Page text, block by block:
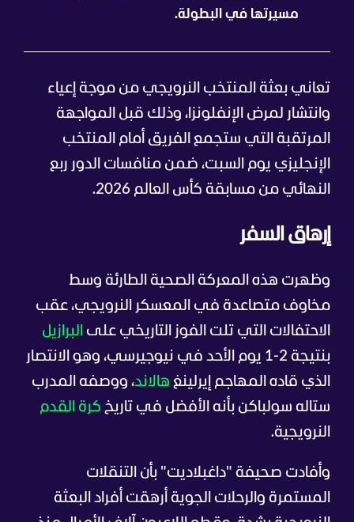
مسيرتها في البطولة.
تعاني بعثة المنتخب النرويجي من موجة إعياء
وانتشار لمرض الإنفلونزا، وذلك قبل المواجهة
المرتقبة التي ستجمع الفريق أمام المنتخب
الإنجليزي يوم السبت، ضمن منافسات الدور ربع
النهائي من مسابقة كأس العالم 2026.
إرهاق السفر
وظهرت هذه المعركة الصحية الطارئة وسط
مخاوف متصاعدة في المعسكر النرويجي، عقب
الاحتفالات التي تلت الفوز التاريخي على البرازيل
بنتيجة 2-1 يوم الأحد في نيوجيرسي، وهو الانتصار
الذي قاده المهاجم إيرلينغ هالاند، ووصفه المدرب
ستاله سولباكن بأنه الأفضل في تاريخ كرة القدم
النرويجية.
وأفادت صحيفة "داغبلاديت" بأن التنقلات
المستمرة والرحلات الجوية أرهقت أفراد البعثة